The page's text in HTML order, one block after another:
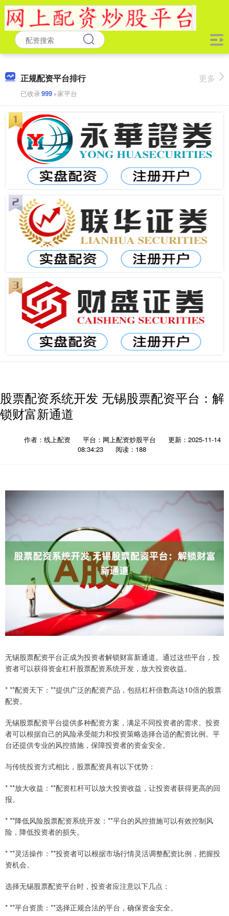
正规配资平台排行
已收录999+家平台
更多
股票配资系统开发 无锡股票配资平台：解
锁财富新通道
作者：线上配资 平台：网上配资炒股平台
更新：2025-11-14
08:34:23
阅读：188
无锡股票配资平台正成为投资者解锁财富新通道。通过这些平台，投
资者可以获得资金杠杆股票配资系统开发，放大投资收益。
* **配资天下：**提供广泛的配资产品，包括杠杆倍数高达10倍的股票
配资。
无锡股票配资平台提供多种配资方案，满足不同投资者的需求。投资
者可以根据自己的风险承受能力和投资策略选择合适的配资比例。平
台还提供专业的风控措施，保障投资者的资金安全。
与传统投资方式相比，股票配资具有以下优势：
* **放大收益：**配资杠杆可以放大投资收益，让投资者获得更高的回
报。
* **降低风险股票配资系统开发：**平台的风控措施可以有效控制风
险，降低投资者的损失。
* **灵活操作：**投资者可以根据市场行情灵活调整配资比例，把握投
资机会。
选择无锡股票配资平台时，投资者应注意以下几点：
* **平台资质：**选择正规合法的平台，确保资金安全。